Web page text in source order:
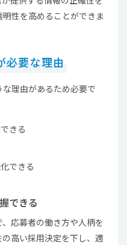
性を高めることができま
必要な理由
理由があるため必要で
きる
できる
できる
応募者の働き方や人柄を
高い採用決定を下し、適